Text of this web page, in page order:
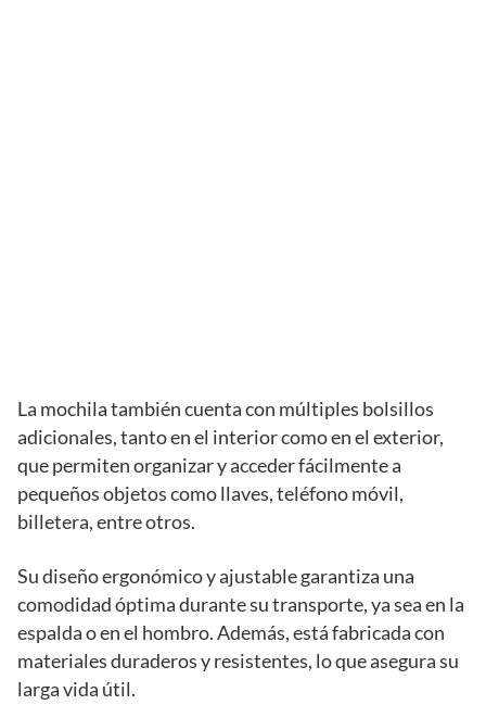
La mochila también cuenta con múltiples bolsillos
adicionales, tanto en el interior como en el exterior,
que permiten organizar y acceder fácilmente a
pequeños objetos como llaves, teléfono móvil,
billetera, entre otros.
Su diseño ergonómico y ajustable garantiza una
comodidad óptima durante su transporte, ya sea en la
espalda o en el hombro. Además, está fabricada con
materiales duraderos y resistentes, lo que asegura su
larga vida útil.